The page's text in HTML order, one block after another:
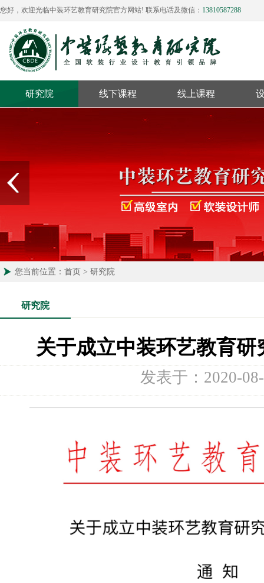
您好，欢迎光临中装环艺教育研究院官方网站! 联系电话及微信： 13810587288
研究院 线下课程 线上课程
您当前位置：首页 > 研究院
研究院
关于成立中装环艺教育
发表于：2020-